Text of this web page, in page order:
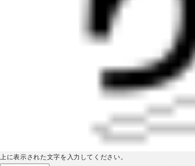
上に表示された文字を入力してください。